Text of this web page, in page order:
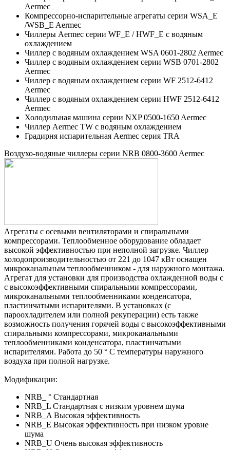
Aermec
Компрессорно-испарительные агрегаты серии WSA_E
/WSB_E Aermec
Чиллеры Aermec серии WF_E / HWF_E с водяным
охлаждением
Чиллер с водяным охлаждением WSA 0601-2802 Aermec
Чиллер с водяным охлаждением серии WSB 0701-2802
Aermec
Чиллер с водяным охлаждением серии WF 2512-6412
Aermec
Чиллер с водяным охлаждением серии HWF 2512-6412
Aermec
Холодильная машина серии NXP 0500-1650 Aermec
Чиллер Aermec TW с водяным охлаждением
Градирня испарительная Aermec серия TRA
Воздухо-водяные чиллеры серии NRB 0800-3600 Aermec
Агрегаты с осевыми вентиляторами и спиральными
компрессорами. Теплообменное оборудование обладает
высокой эффективностью при неполной загрузке. Чиллер
холодопроизводительностью от 221 до 1047 кВт оснащен
микроканальным теплообменником - для наружного монтажа.
Агрегат для установки для производства охлажденной воды с
с высокоэффективными спиральными компрессорами,
микроканальными теплообменниками конденсатора,
пластинчатыми испарителями. В установках (с
пароохладителем или полной рекуперации) есть также
возможность получения горячей воды с высокоэффективными
спиральными компрессорами, микроканальными
теплообменниками конденсатора, пластинчатыми
испарителями. Работа до 50 ° C температуры наружного
воздуха при полной нагрузке.
Модификации:
NRB_ ° Стандартная
NRB_L Стандартная с низким уровнем шума
NRB_A Высокая эффективность
NRB_E Высокая эффективность при низком уровне
шума
NRB_U Очень высокая эффективность